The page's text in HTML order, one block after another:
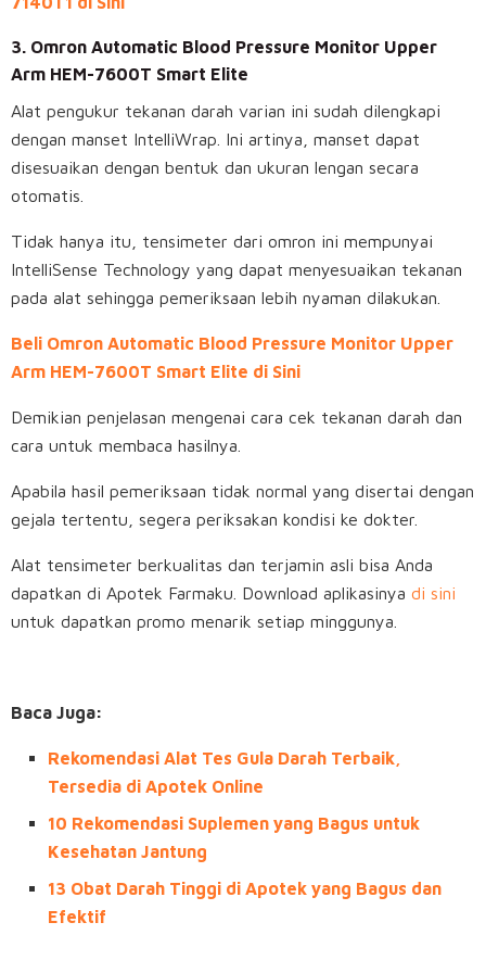
3. Omron Automatic Blood Pressure Monitor Upper
Arm HEM-7600T Smart Elite
Alat pengukur tekanan darah varian ini sudah dilengkapi
dengan manset IntelliWrap. Ini artinya, manset dapat
disesuaikan dengan bentuk dan ukuran lengan secara
otomatis.
Tidak hanya itu, tensimeter dari omron ini mempunyai
IntelliSense Technology yang dapat menyesuaikan tekanan
pada alat sehingga pemeriksaan lebih nyaman dilakukan.
Beli Omron Automatic Blood Pressure Monitor Upper
Arm HEM-7600T Smart Elite di Sini
Demikian penjelasan mengenai cara cek tekanan darah dan
cara untuk membaca hasilnya.
Apabila hasil pemeriksaan tidak normal yang disertai dengan
gejala tertentu, segera periksakan kondisi ke dokter.
Alat tensimeter berkualitas dan terjamin asli bisa Anda
dapatkan di Apotek Farmaku. Download aplikasinya di sini
untuk dapatkan promo menarik setiap minggunya.
Baca Juga:
Rekomendasi Alat Tes Gula Darah Terbaik,
Tersedia di Apotek Online
10 Rekomendasi Suplemen yang Bagus untuk
Kesehatan Jantung
13 Obat Darah Tinggi di Apotek yang Bagus dan
Efektif